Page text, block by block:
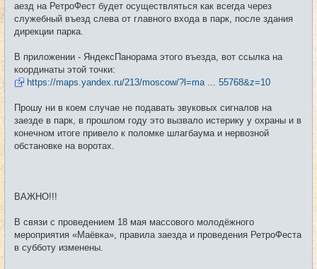
аезд на РетроФест будет осуществляться как всегда через
служебный въезд слева от главного входа в парк, после здания
дирекции парка.
В приложении - ЯндексПанорама этого въезда, вот ссылка на
координаты этой точки:
https://maps.yandex.ru/213/moscow/?l=ma ... 55768&z=10
Прошу ни в коем случае не подавать звуковых сигналов на
заезде в парк, в прошлом году это вызвало истерику у охраны и в
конечном итоге привело к поломке шлагбаума и нервозной
обстановке на воротах.
ВАЖНО!!!
В связи с проведением 18 мая массового молодёжного
мероприятия «Маёвка», правила заезда и проведения РетроФеста
в субботу изменены.